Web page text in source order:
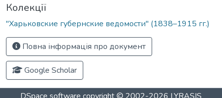
Колекції
"Харьковские губернские ведомости" (1838–1915 гг.)
Повна інформація про документ
Google Scholar